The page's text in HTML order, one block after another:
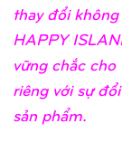
thay đổi
HAPPY
vững chắc
riêng với sự
sản phẩm.